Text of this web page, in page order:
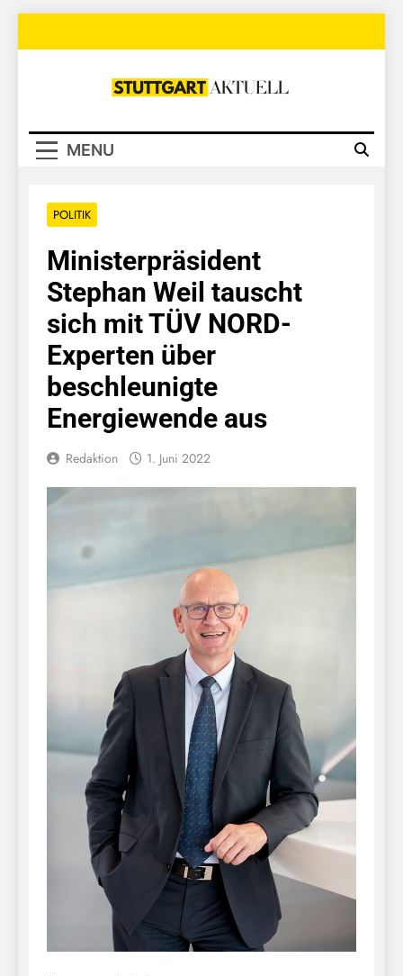
Stuttgart
MENU
POLITIK
Ministerpräsident
Stephan Weil tauscht
sich mit TÜV NORD-
Experten über
beschleunigte
Energiewende aus
Redaktion 1. Juni 2022